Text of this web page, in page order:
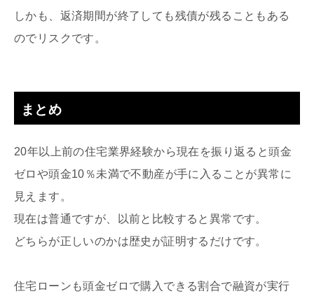
しかも、返済期間が終了しても残債が残ることもある
のでリスクです。
まとめ
20年以上前の住宅業界経験から現在を振り返ると頭金
ゼロや頭金10％未満で不動産が手に入ることが異常に
見えます。
現在は普通ですが、以前と比較すると異常です。
どちらが正しいのかは歴史が証明するだけです。
住宅ローンも頭金ゼロで購入できる割合で融資が実行